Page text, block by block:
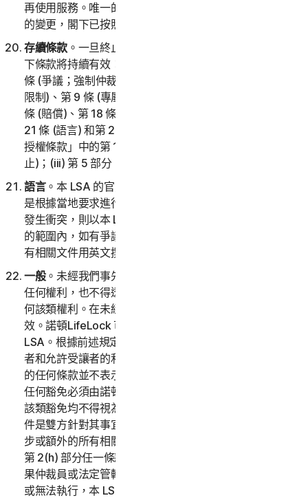
再使用服務。唯一的例外是對第 2 條「爭議；強制仲裁」
的變更，閣下已按照第 2(i) 條中的程序執行。
存續條款。一旦終止、停止或取消服務或閣下的帳戶，以
下條款將持續有效：(i) 第 2 部分「一般條款」中的第 2
條 (爭議；強制仲裁)、第 6 條 (免責聲明)、第 7 條 (責任
限制)、第 9 條 (專屬權利)、第 11 條 (意見和評論)、第 15
條 (賠償)、第 18 條 (準據法)、第 20 條 (存續條款)、第
21 條 (語言) 和第 22 條 (一般條款)；(ii) 第 4 部分「軟體
授權條款」中的第 1 條 (軟體歸我們所屬) 和第 5 條 (終
止)；(iii) 第 5 部分「國家/地區特定條款」。
語言。本 LSA 的官方語言是英文。本協議的任何翻譯都
是根據當地要求進行的，如果英文版與任何非英文版之間
發生衝突，則以本 LSA 的英文版為準。在適用法律允許
的範圍內，如有爭議，當事各方須確認已要求本協議和所
有相關文件用英文撰寫。
一般。未經我們事先書面許可，閣下不得指派本協議下的
任何權利，也不得透過法律或其他方式全部或部分指派任
何該類權利。在未經允許的情況，任何所謂的指派均將無
效。諾頓LifeLock 可以不受限制地自由指派或轉讓本
LSA。根據前述規定，本 LSA 將約束並確保各方、其繼任
者和允許受讓者的利益。諾頓LifeLock 未能執行本 LSA
的任何條款並不表示豁免該類條款或權利。對我們權利的
任何豁免必須由諾頓LifeLock 以書面形式簽署，並且任何
該類豁免均不得視為對未來任何違約的豁免。本 LSA 文
件是雙方針對其事宜達成的完整協議，且將取代先前或同
步或額外的所有相關通訊、協商及協議內容。除本 LSA
第 2(h) 部分任一條款之外 (以下稱「放棄集體訴訟」)，如
果仲裁員或法定管轄權之法院裁定本 LSA 任一部分無效
或無法執行，本 LSA 其餘部分仍應有效。除非本 LSA 明